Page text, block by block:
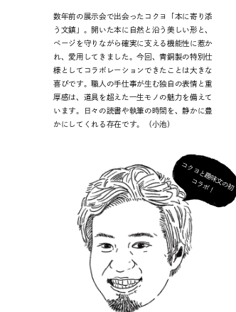
数年前の展示会で出会ったコクヨ「本に寄り添
う文鎮」。開いた本に自然と沿う美しい形と、
ページを守りながら確実に支える機能性に惹か
れ、愛用してきました。今回、青銅製の特別仕
様としてコラボレーションできたことは大きな
喜びです。職人の手仕事が生む独自の表情と重
厚感は、道具を超えた一生モノの魅力を備えて
います。日々の読書や執筆の時間を、静かに豊
かにしてくれる存在です。（小池）
コ
ク
ヨ
と
趣
味
文
の
初
コ
ラ
ボ
！